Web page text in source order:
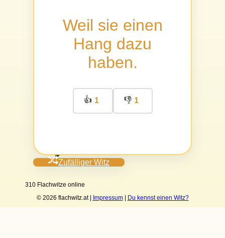
Weil sie einen
Hang dazu
haben.
👍 1 👎 1
Zufälliger Witz
310 Flachwitze online
© 2026 flachwitz.at | Impressum| Du kennst einen Witz?